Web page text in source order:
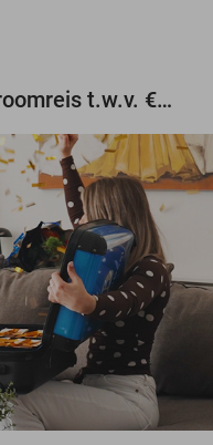
Maak gratis kans op een droomreis t.w.v. €3.000!